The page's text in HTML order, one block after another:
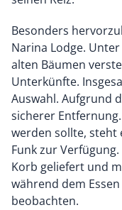
Besonders
Narina Lodge.
alten Bäumen
Unterkünfte.
Auswahl. Aufgrund
sicherer
werden sollte, steht
Funk zur
Korb geliefert und
während dem
beobachten.